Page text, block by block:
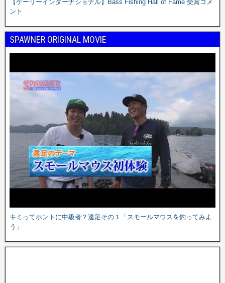
【ゲーリーインターナショナル】Bass Fishing Hall of Fame 受賞コメ
ント
SPAWNER ORIGINAL MOVIE
キミってホントに中級者？遠足その１「スモールマウスを釣ってみよ
う」